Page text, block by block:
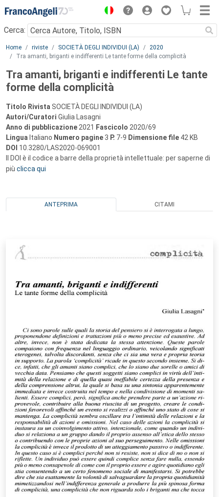
Menu
Cerca:
Main content
Home riviste SOCIETÀ DEGLI INDIVIDUI (LA)
2020
Tra amanti, briganti e indifferenti Le tante forme della complicità
Tra amanti, briganti e indifferenti Le tante
forme della complicità
Titolo Rivista SOCIETÀ DEGLI INDIVIDUI (LA)
Autori/Curatori Giulia Lasagni
Anno di pubblicazione 2021 Fascicolo 2020/69
Lingua Italiano Numero pagine 3 P. 7-9 Dimensione file 42 KB
DOI 10.3280/LAS2020-069001
Il DOI è il codice a barre della proprietà intellettuale: per saperne di
più clicca qui
ANTEPRIMA CITAMI